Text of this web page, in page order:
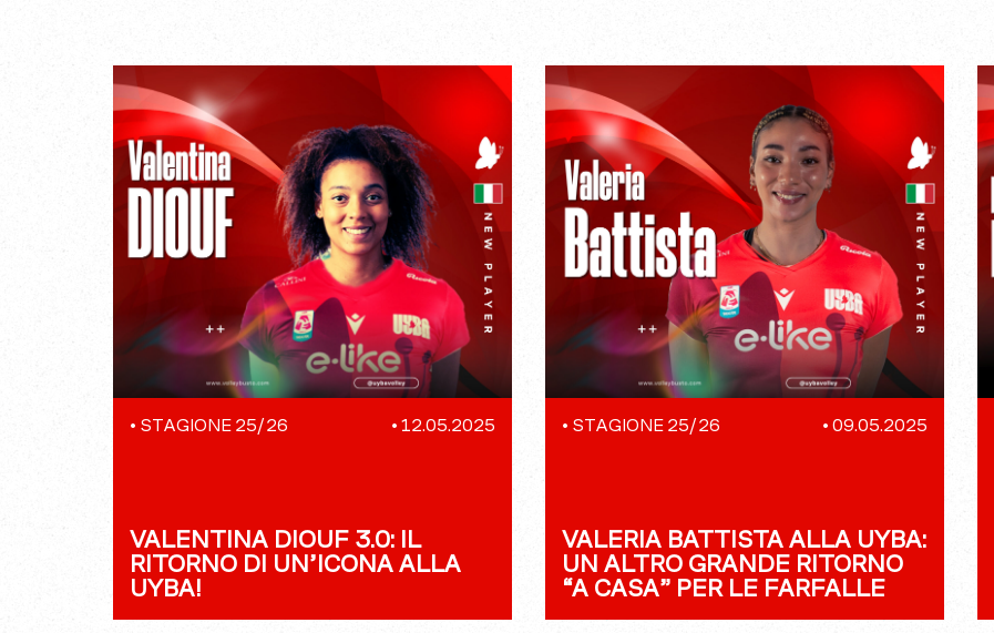
• STAGIONE 25/26 • 12.05.2025
VALENTINA DIOUF 3.0: IL
RITORNO DI UN’ICONA ALLA
UYBA!
• STAGIONE 25/26 • 09.05.2025
VALERIA BATTISTA ALLA UYBA:
UN ALTRO GRANDE RITORNO
“A CASA” PER LE FARFALLE